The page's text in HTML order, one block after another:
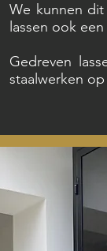
We kunnen
lassen ook
Gedreven
staalwerken op